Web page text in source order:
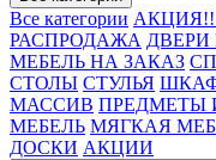
Все категории
РАСПРОДАЖА ДВЕРИ
МЕБЕЛЬ НА ЗАКАЗ
СТОЛЫ СТУЛЬЯ
МАССИВ ПРЕДМЕТЫ
МЕБЕЛЬ МЯГКАЯ
ДОСКИ АКЦИИ